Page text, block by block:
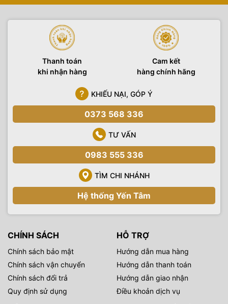
Thanh toán
khi nhận hàng
Cam kết
hàng chính hãng
KHIẾU NẠI, GÓP Ý
0373 568 336
TƯ VẤN
0983 555 336
TÌM CHI NHÁNH
Hệ thống Yến Tâm
CHÍNH SÁCH
Chính sách bảo mật
Chính sách vận chuyển
Chính sách đổi trả
Quy định sử dụng
HỖ TRỢ
Hướng dẫn mua hàng
Hướng dẫn thanh toán
Hướng dẫn giao nhận
Điều khoản dịch vụ